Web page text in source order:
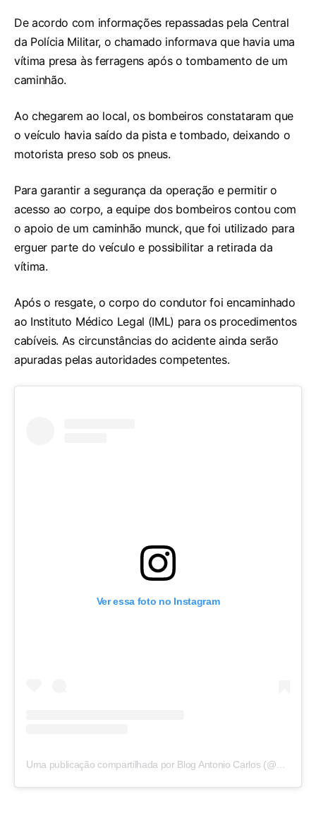
De acordo com informações repassadas pela Central
da Polícia Militar, o chamado informava que havia uma
vítima presa às ferragens após o tombamento de um
caminhão.
Ao chegarem ao local, os bombeiros constataram que
o veículo havia saído da pista e tombado, deixando o
motorista preso sob os pneus.
Para garantir a segurança da operação e permitir o
acesso ao corpo, a equipe dos bombeiros contou com
o apoio de um caminhão munck, que foi utilizado para
erguer parte do veículo e possibilitar a retirada da
vítima.
Após o resgate, o corpo do condutor foi encaminhado
ao Instituto Médico Legal (IML) para os procedimentos
cabíveis. As circunstâncias do acidente ainda serão
apuradas pelas autoridades competentes.
Ver essa foto no Instagram
Uma publicação compartilhada por Blog Antonio Carlos (@blogantoniocarlos)